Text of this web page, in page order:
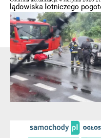
lądowiska lotniczego
tlenoterapii
transporcie
-